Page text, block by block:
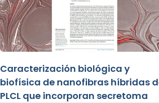
Caracterización biológica y
biofísica de nanofibras híbridas
PLCL que incorporan secretoma